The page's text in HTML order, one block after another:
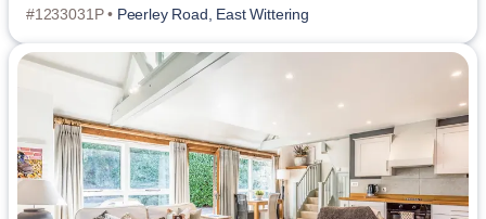
#1233031P • Peerley Road, East Wittering